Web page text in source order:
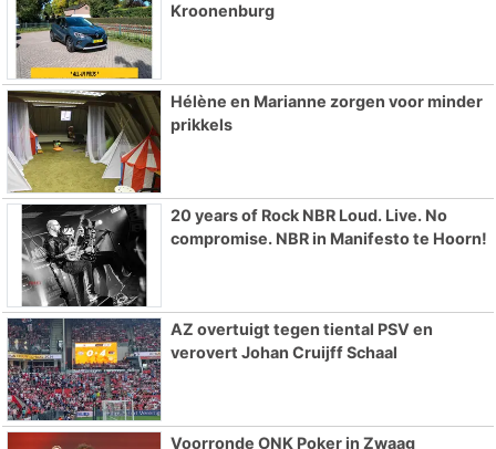
Kroonenburg
Hélène en Marianne zorgen voor minder
prikkels
20 years of Rock NBR Loud. Live. No
compromise. NBR in Manifesto te Hoorn!
AZ overtuigt tegen tiental PSV en
verovert Johan Cruijff Schaal
Voorronde ONK Poker in Zwaag